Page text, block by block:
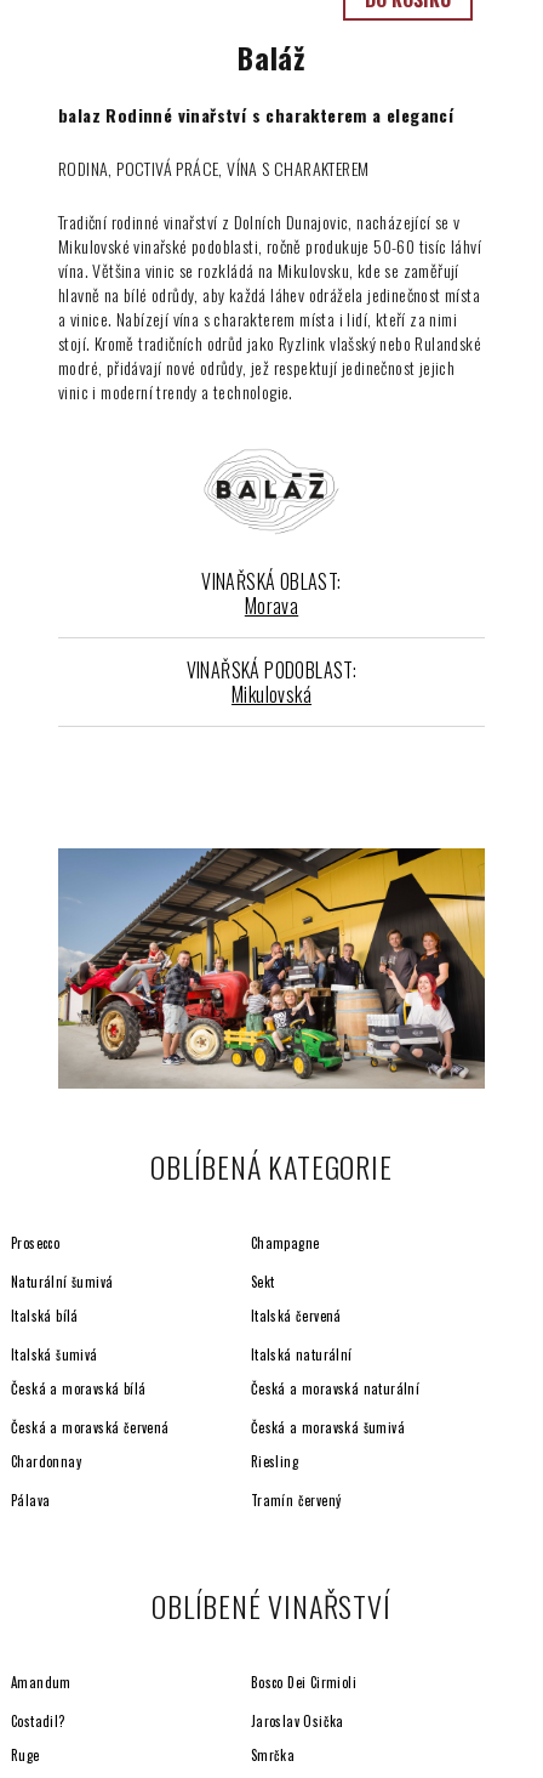
Baláž
balaz Rodinné vinařství s charakterem a elegancí
RODINA, POCTIVÁ PRÁCE, VÍNA S CHARAKTEREM
Tradiční rodinné vinařství z Dolních Dunajovic, nacházející se v
Mikulovské vinařské podoblasti, ročně produkuje 50-60 tisíc láhví
vína. Většina vinic se rozkládá na Mikulovsku, kde se zaměřují
hlavně na bílé odrůdy, aby každá láhev odrážela jedinečnost místa
a vinice. Nabízejí vína s charakterem místa i lidí, kteří za nimi
stojí. Kromě tradičních odrůd jako Ryzlink vlašský nebo Rulandské
modré, přidávají nové odrůdy, jež respektují jedinečnost jejich
vinic i moderní trendy a technologie.
VINAŘSKÁ OBLAST:
Morava
VINAŘSKÁ PODOBLAST:
Mikulovská
OBLÍBENÁ KATEGORIE
Prosecco Champagne
Naturální šumivá
Sekt
Italská bílá
Italská červená
Italská šumivá
Italská naturální
Česká a moravská bílá
Česká a moravská naturální
Česká a moravská červená
Česká a moravská šumivá
Chardonnay
Riesling
Pálava Tramín červený
OBLÍBENÉ VINAŘSTVÍ
Amandum Bosco Dei Cirmioli
Costadil?
Jaroslav Osička
Ruge
Smrčka